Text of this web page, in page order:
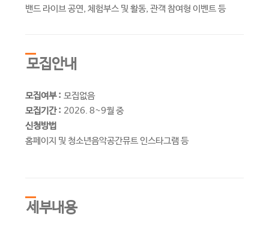
밴드 라이브 공연, 체험부스 및 활동, 관객 참여형 이벤트 등
모집안내
모집여부 : 모집없음
모집기간 : 2026. 8~9월 중
신청방법
홈페이지 및 청소년음악공간뮤트 인스타그램 등
세부내용